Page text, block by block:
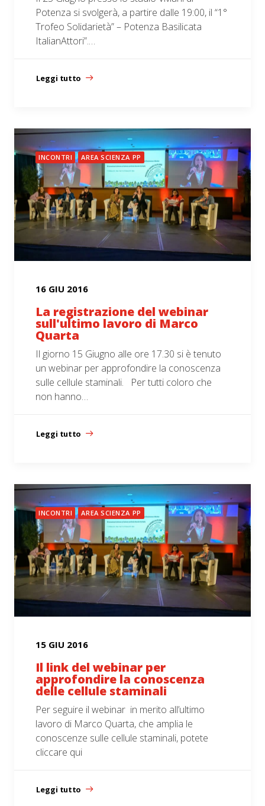
Potenza si svolgerà, a partire dalle 19:00, il “1°
Trofeo Solidarietà” – Potenza Basilicata
ItalianAttori”.…
Leggi tutto
INCONTRI AREA SCIENZA PP
16 GIU 2016
La registrazione del webinar
sull'ultimo lavoro di Marco
Quarta
Il giorno 15 Giugno alle ore 17.30 si è tenuto
un webinar per approfondire la conoscenza
sulle cellule staminali. Per tutti coloro che
non hanno…
Leggi tutto
INCONTRI AREA SCIENZA PP
15 GIU 2016
Il link del webinar per
approfondire la conoscenza
delle cellule staminali
Per seguire il webinar in merito all’ultimo
lavoro di Marco Quarta, che amplia le
conoscenze sulle cellule staminali, potete
cliccare qui
Leggi tutto